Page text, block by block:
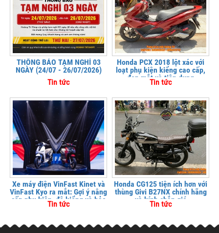
THÔNG BÁO TẠM NGHỈ 03
NGÀY (24/07 - 26/07/2026)
Tin tức
Honda PCX 2018 lột xác với
loạt phụ kiện kiểng cao cấp,
đẹp mắt và tiện dụng
Tin tức
Xe máy điện VinFast Kinet và
VinFast Kyo ra mắt: Gợi ý nâng
cấp phụ kiện, độ kiểng và bảo
vệ xe tại
Tin tức
Honda CG125 tiện ích hơn với
thùng Givi B27NX chính hãng
và kính chắn gió
Tin tức